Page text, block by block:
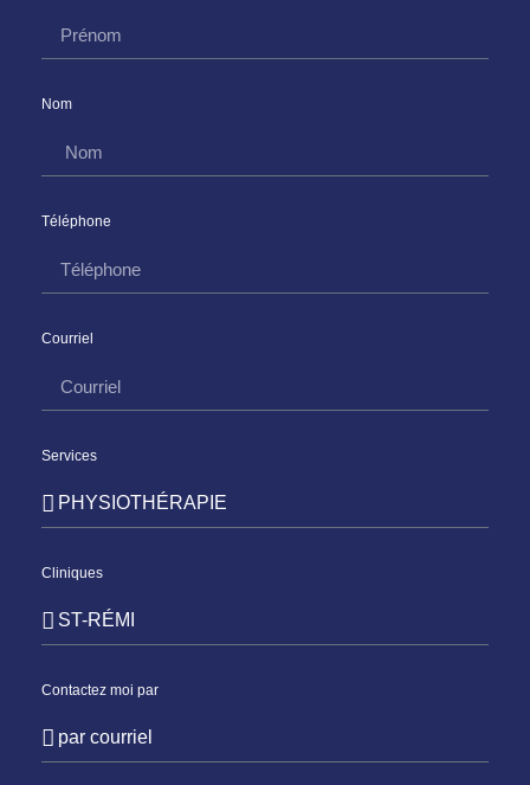
Nom
Téléphone
Courriel
Services
Cliniques
Contactez moi par